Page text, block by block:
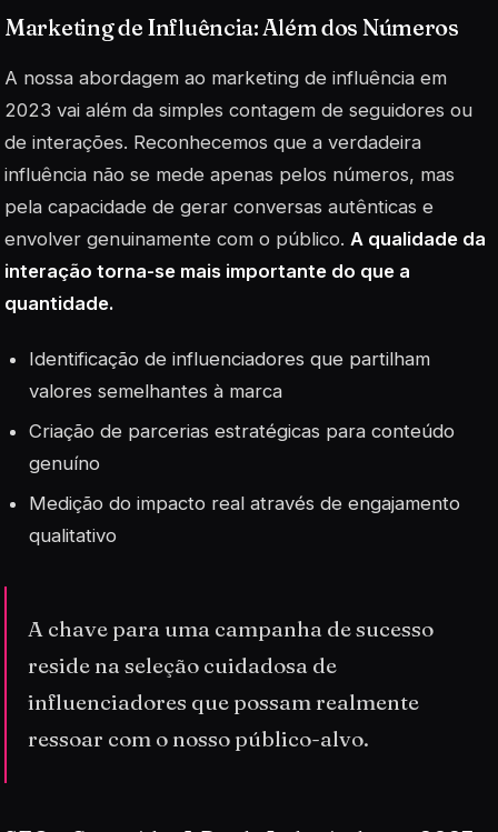
Marketing de Influência: Além dos Números
A nossa abordagem ao marketing de influência em
2023 vai além da simples contagem de seguidores ou
de interações. Reconhecemos que a verdadeira
influência não se mede apenas pelos números, mas
pela capacidade de gerar conversas autênticas e
envolver genuinamente com o público. A qualidade da
interação torna-se mais importante do que a
quantidade.
Identificação de influenciadores que partilham
valores semelhantes à marca
Criação de parcerias estratégicas para conteúdo
genuíno
Medição do impacto real através de engajamento
qualitativo
A chave para uma campanha de sucesso
reside na seleção cuidadosa de
influenciadores que possam realmente
ressoar com o nosso público-alvo.